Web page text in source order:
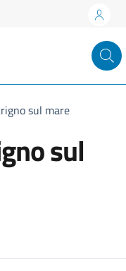
sul mare
sul